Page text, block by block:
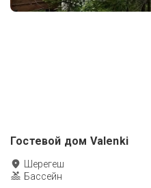
Гостевой дом Valenki
Шерегеш
Бассейн